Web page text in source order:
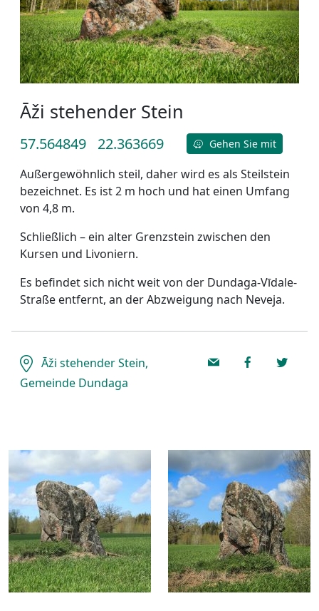
Āži stehender Stein
57.564849 22.363669 Gehen Sie mit
Außergewöhnlich steil, daher wird es als Steilstein
bezeichnet. Es ist 2 m hoch und hat einen Umfang
von 4,8 m.
Schließlich – ein alter Grenzstein zwischen den
Kursen und Livoniern.
Es befindet sich nicht weit von der Dundaga-Vīdale-
Straße entfernt, an der Abzweigung nach Neveja.
Āži stehender Stein,
Gemeinde Dundaga